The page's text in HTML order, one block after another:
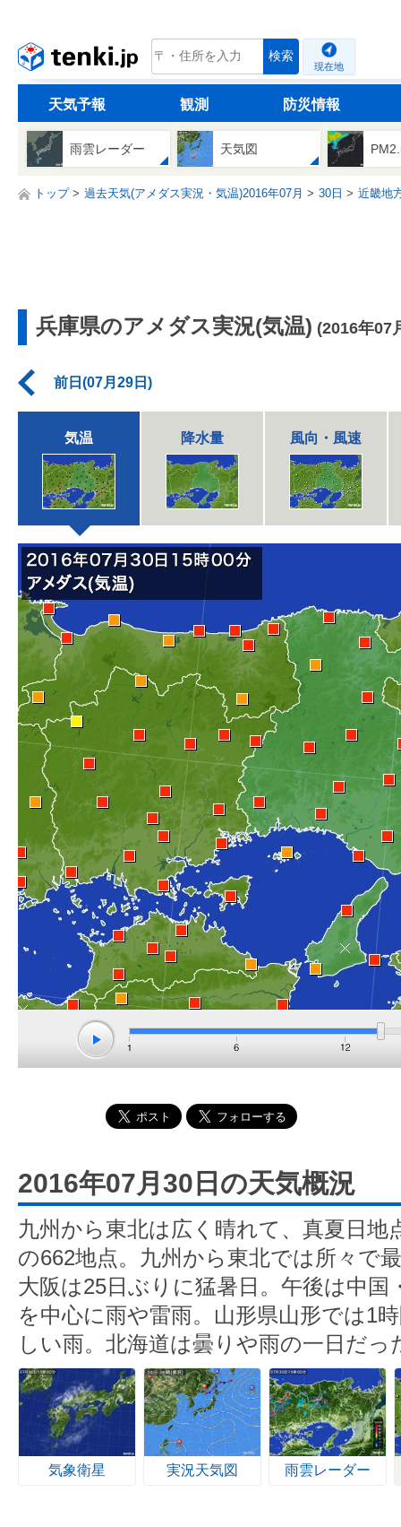
tenki.jp 検索
現在地
天気予報 観測 防災情報
雨雲レーダー 天気図
トップ 過去天気(アメダス実況・気温)2016年07月 30日 近畿地
兵庫県のアメダス実況(気温) (2016年07
前日(07月29日)
気温 降水量 風向・風速
2016年07月30日の天気概況
九州から東北は広く晴れて、真夏日地
の662地点。九州から東北では所々で
大阪は25日ぶりに猛暑日。午後は中国
を中心に雨や雷雨。山形県山形では1
しい雨。北海道は曇りや雨の一日だっ
気象衛星 実況天気図 雨雲レーダー